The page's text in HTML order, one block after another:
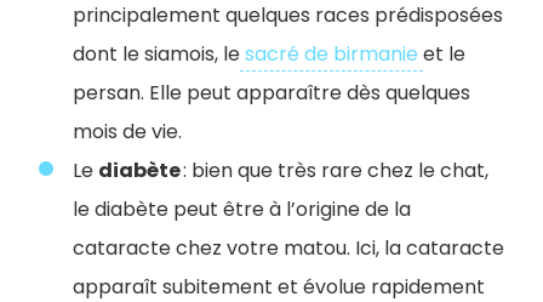
principalement quelques races prédisposées
dont le siamois, lesacré de birmanie et le
persan. Elle peut apparaître dès quelques
mois de vie.
Le diabète: bien que très rare chez le chat,
le diabète peut être à l’origine de la
cataracte chez votre matou. Ici, la cataracte
apparaît subitement et évolue rapidement